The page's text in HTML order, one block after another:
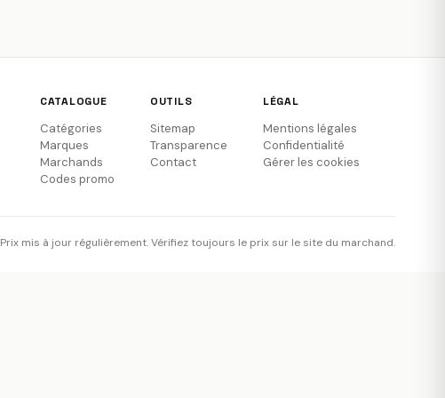
CATALOGUE
Catégories
Marques
Marchands
Codes promo
OUTILS
Sitemap
Transparence
Contact
LÉGAL
Mentions légales
Confidentialité
Gérer les cookies
Prix mis à jour régulièrement. Vérifiez toujours le prix sur le site du marchand.